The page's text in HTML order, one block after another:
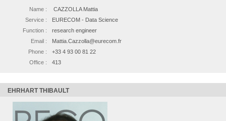
Name :
CAZZOLLA Mattia
Service :
EURECOM - Data Science
Function :
research engineer
Email :
Mattia.Cazzolla@eurecom.fr
Phone :
+33 4 93 00 81 22
Office :
413
EHRHART THIBAULT